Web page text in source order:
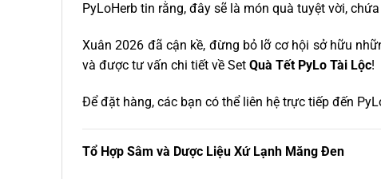
PyLoHerb tin rằng, đây sẽ là món quà tuyệt vời,
Xuân 2026 đã cận kề, đừng bỏ lỡ cơ hội sở hữu
và được tư vấn chi tiết về Set Quà Tết PyLo Tài Lộc!
Để đặt hàng, các bạn có thể liên hệ trực tiếp đến
Tổ Hợp Sâm và Dược Liệu Xứ Lạnh Măng Đen